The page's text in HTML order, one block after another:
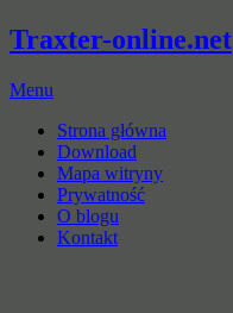
Traxter-online.net
Menu
Strona główna
Download
Mapa witryny
Prywatność
O blogu
Kontakt